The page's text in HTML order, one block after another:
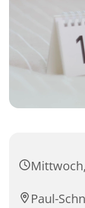
Paul-